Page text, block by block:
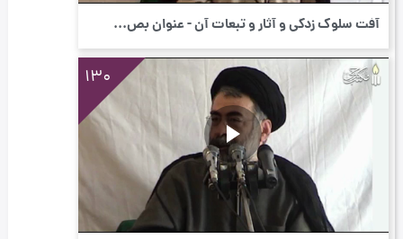
آفت سلوک زدگی و آثار و تبعات آن - عنوان بص...
130